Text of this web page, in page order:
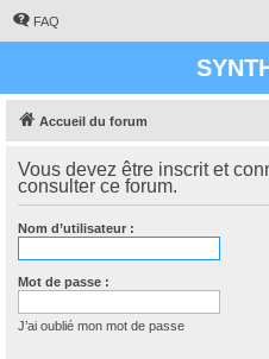
FAQ
Accueil du forum
Vous devez être inscrit et
consulter ce forum.
Nom d’utilisateur :
Mot de passe :
J’ai oublié mon mot de passe